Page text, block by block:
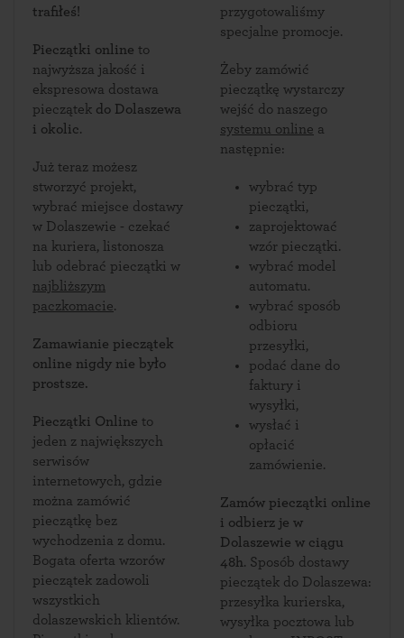
trafiłeś!
Pieczątki online to
najwyższa jakość i
ekspresowa dostawa
pieczątek do Dolaszewa
i okolic.
Już teraz możesz
stworzyć projekt,
wybrać miejsce dostawy
w Dolaszewie - czekać
na kuriera, listonosza
lub odebrać pieczątki w
najbliższym
paczkomacie.
Zamawianie pieczątek
online nigdy nie było
prostsze.
Pieczątki Online to
jeden z największych
serwisów
internetowych, gdzie
można zamówić
pieczątkę bez
wychodzenia z domu.
Bogata oferta wzorów
pieczątek zadowoli
wszystkich
dolaszewskich klientów.
przygotowaliśmy
specjalne promocje.
Żeby zamówić
pieczątkę wystarczy
wejść do naszego
systemu online a
następnie:
wybrać typ
pieczątki,
zaprojektować
wzór pieczątki.
wybrać model
automatu.
wybrać sposób
odbioru
przesyłki,
podać dane do
faktury i
wysyłki,
wysłać i
opłacić
zamówienie.
Zamów pieczątki online
i odbierz je w
Dolaszewie w ciągu
48h. Sposób dostawy
pieczątek do Dolaszewa:
przesyłka kurierska,
wysyłka pocztowa lub